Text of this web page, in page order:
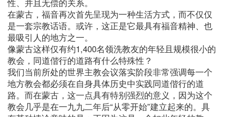
性、并且无偿的关系。
在蒙古，福音再次首先呈现为一种生活方式，而不仅仅
是一套宗教话语。或许，这正是它最具有福音精神、也
最吸引人的地方之一。
像蒙古这样仅有约1,400名领洗教友的年轻且规模很小的
教会，同道偕行的道路有什么特殊性？
我们当前所处的世界主教会议落实阶段非常强调每一个
地方教会都必须在自身具体历史中实践同道偕行的道
路。而在蒙古，这一点具有特别强烈的意义，因为这个
教会几乎是在一九九二年后“从零开始”建立起来的。具